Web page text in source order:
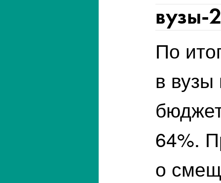
вузы-
По
в вузы
64%.
о